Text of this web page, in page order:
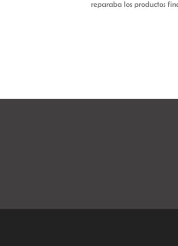
reparaba los productos